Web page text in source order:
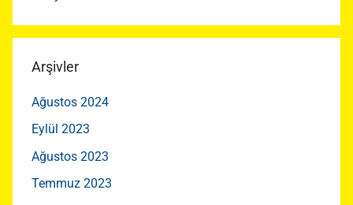
Arşivler
Ağustos 2024
Eylül 2023
Ağustos 2023
Temmuz 2023